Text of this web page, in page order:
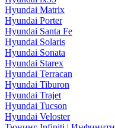
Hyundai Matrix
Hyundai Porter
Hyundai Santa Fe
Hyundai Solaris
Hyundai Sonata
Hyundai Starex
Hyundai Terracan
Hyundai Tiburon
Hyundai Trajet
Hyundai Tucson
Hyundai Veloster